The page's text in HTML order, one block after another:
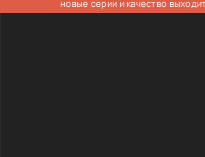
новые серии и качество